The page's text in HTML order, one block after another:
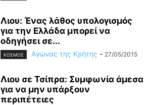
Λιου: Ένας λάθος υπολογισμός
για την Ελλάδα μπορεί να
οδηγήσει σε...
ΚΟΣΜΟΣ Αγώνας της Κρήτης - 27/05/2015
Λιου σε Τσίπρα: Συμφωνία άμεσα
για να μην υπάρξουν
περιπέτειες